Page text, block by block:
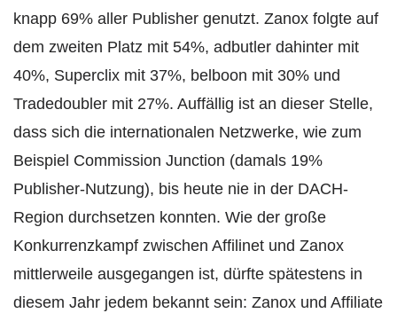
knapp 69% aller Publisher genutzt. Zanox folgte auf
dem zweiten Platz mit 54%, adbutler dahinter mit
40%, Superclix mit 37%, belboon mit 30% und
Tradedoubler mit 27%. Auffällig ist an dieser Stelle,
dass sich die internationalen Netzwerke, wie zum
Beispiel Commission Junction (damals 19%
Publisher-Nutzung), bis heute nie in der DACH-
Region durchsetzen konnten. Wie der große
Konkurrenzkampf zwischen Affilinet und Zanox
mittlerweile ausgegangen ist, dürfte spätestens in
diesem Jahr jedem bekannt sein: Zanox und Affiliate